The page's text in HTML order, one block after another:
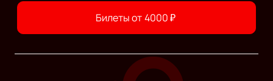
Билеты от 4000₽